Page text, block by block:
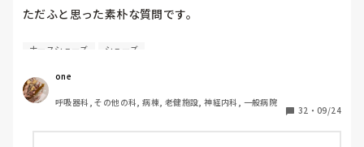
しまいます。
円満ではない退職ってこんな複雑な気持ちになるのです
ただふと思った素朴な質問です。
自費購入するナースシューズ(職場で使用してる靴)っていく
わたしの職場の指定は「白のスニーカー」。
すぐに汚くなるので1,500円は絶対に超えたくない思いがあ
半年〜1年未満で交換しています。
ナースシューズ シューズ
one
呼吸器科, その他の科, 病棟, 老健施設, 神経内科, 一般病院
32 ・ 09/24